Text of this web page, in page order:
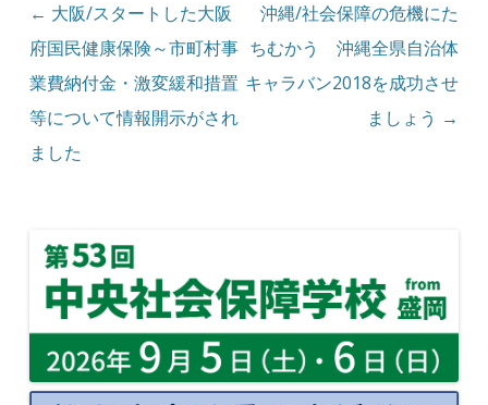
投稿ナビゲーション
← 大阪/スタートした大阪
府国民健康保険～市町村事
業費納付金・激変緩和措置
等について情報開示がされ
ました
沖縄/社会保障の危機にた
ちむかう 沖縄全県自治体
キャラバン2018を成功させ
ましょう →